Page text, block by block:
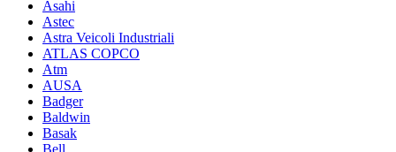
Asahi
Astec
Astra Veicoli Industriali
ATLAS COPCO
Atm
AUSA
Badger
Baldwin
Basak
Bell